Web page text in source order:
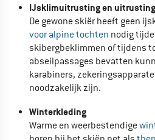
IJsklimuitrusting en
De gewone skiër heeft geen
voor alpine tochten nodig
skibergbeklimmen of tijdens
abseilpassages bevatten
karabiners,
noodzakelijk zijn.
Winterkleding
Warme en weerbestendige